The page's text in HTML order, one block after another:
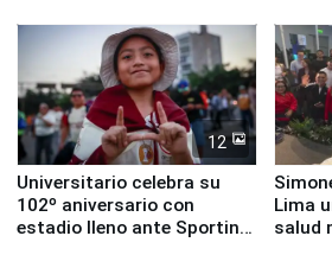
12
Universitario celebra su
102º aniversario con
estadio lleno ante Sporting
Lima
salud